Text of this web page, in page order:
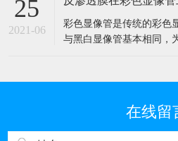
的要素、损害。 1、反渗透体系污染 反渗透体系
的污染通常指体系进水中
25
2021-06
彩色显像管是传统的彩色
与黑白显像管基本相同，
我国排污的大户之一。与
水，而经过彩管制造车间
在线留